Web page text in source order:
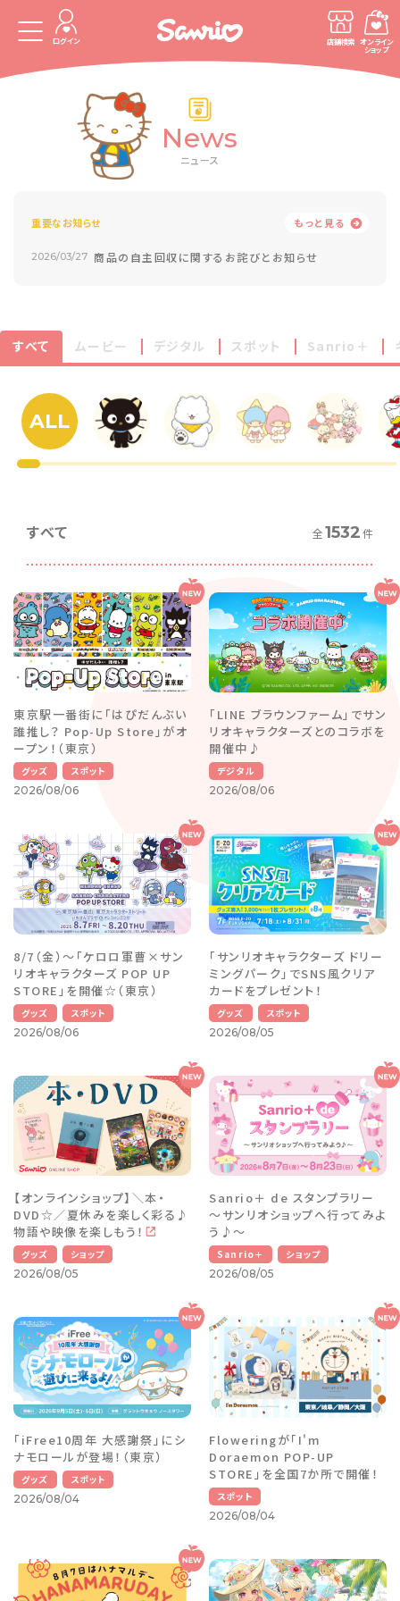
ログイン 店舗検索 オンライン
ショップ
News
ニュース
重要なお知らせ もっと見る
2026/03/27 商品の自主回収に関するお詫びとお知らせ
すべて ムービー デジタル スポット Sanrio＋
ALL
すべて 全1532件
東京駅一番街に「はぴだんぶい
誰推し？ Pop-Up Store」がオ
ープン！（東京）
グッズ
スポット
2026/08/06
「LINE ブラウンファーム」でサン
リオキャラクターズとのコラボを
開催中♪
デジタル
2026/08/06
8/7（金）～「ケロロ軍曹×サン
リオキャラクターズ POP UP
STORE」を開催☆（東京）
グッズ
スポット
2026/08/06
「サンリオキャラクターズ ドリー
ミングパーク」でSNS風クリア
カードをプレゼント！
グッズ
スポット
2026/08/05
【オンラインショップ】＼本・
DVD☆／夏休みを楽しく彩る♪
物語や映像を楽しもう！
グッズ
ショップ
2026/08/05
Sanrio＋ de スタンプラリー
～サンリオショップへ行ってみよ
う♪～
Sanrio＋
ショップ
2026/08/05
「iFree10周年 大感謝祭」にシ
ナモロールが登場！（東京）
グッズ
スポット
2026/08/04
Floweringが「I'm
Doraemon POP-UP
STORE」を全国7か所で開催！
スポット
2026/08/04